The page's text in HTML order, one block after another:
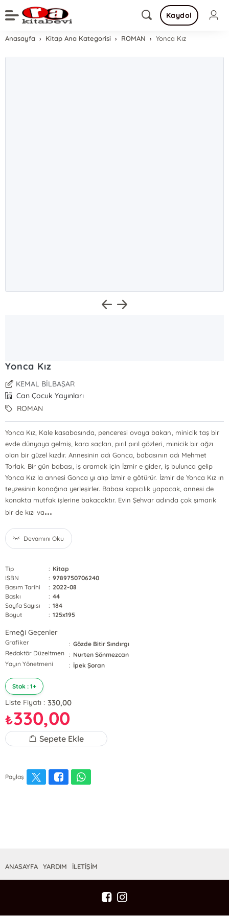
Kaydol
Anasayfa Kitap Ana Kategorisi ROMAN Yonca Kız
Yonca Kız
KEMAL BİLBAŞAR
Can Çocuk Yayınları
ROMAN
Yonca Kız, Kale kasabasında, penceresi ovaya bakan, minicik taş bir
evde dünyaya gelmiş, kara saçları, pırıl pırıl gözleri, minicik bir ağzı
olan bir güzel kızdır. Annesinin adı Gonca, babasının adı Mehmet
Torlak. Bir gün babası, iş aramak için İzmir e gider, iş bulunca gelip
Yonca Kız la annesi Gonca yı alıp İzmir e götürür. İzmir de Yonca Kız ın
teyzesinin konağına yerleşirler. Babası kapıcılık yapacak, annesi de
konakta mutfak işlerine bakacaktır. Evin Şehvar adında çok şımarık
bir de kızı va...
Devamını Oku
Tip : Kitap
ISBN
: 9789750706240
Basım Tarihi
: 2022-08
Baskı
: 44
Sayfa Sayısı
: 184
Boyut
: 125x195
Emeği Geçenler
Grafiker : Gözde Bitir Sındırgı
Redaktör Düzeltmen
: Nurten Sönmezcan
Yayın Yönetmeni
: İpek Şoran
Stok : 1+
Liste Fiyatı : 330,00
₺330,00
Sepete Ekle
Paylaş
ANASAYFA YARDIM İLETİŞİM